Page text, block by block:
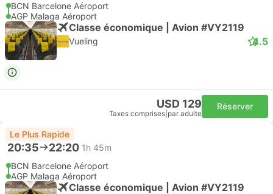
BCN Barcelone Aéroport
AGP Malaga Aéroport
Classe économique | Avion #VY2119
Vueling 4.5
USD 129
Taxes comprises par adulte
Réserver
Le Plus Rapide
20:35 22:20 1h 45m
BCN Barcelone Aéroport
AGP Malaga Aéroport
Classe économique | Avion #VY2119